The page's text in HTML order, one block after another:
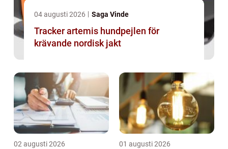
04 augusti 2026 Saga Vinde
Tracker artemis hundpejlen för
krävande nordisk jakt
02 augusti 2026 01 augusti 2026